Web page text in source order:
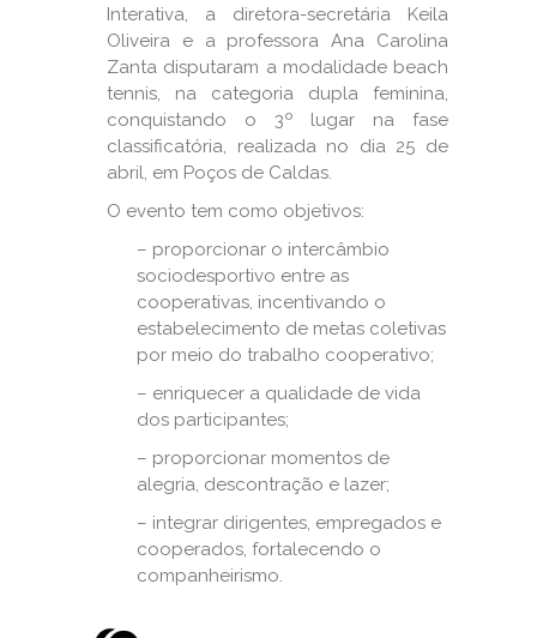
Interativa, a diretora-secretária Keila
Oliveira e a professora Ana Carolina
Zanta disputaram a modalidade beach
tennis, na categoria dupla feminina,
conquistando o 3º lugar na fase
classificatória, realizada no dia 25 de
abril, em Poços de Caldas.
O evento tem como objetivos:
– proporcionar o intercâmbio
sociodesportivo entre as
cooperativas, incentivando o
estabelecimento de metas coletivas
por meio do trabalho cooperativo;
– enriquecer a qualidade de vida
dos participantes;
– proporcionar momentos de
alegria, descontração e lazer;
– integrar dirigentes, empregados e
cooperados, fortalecendo o
companheirismo.